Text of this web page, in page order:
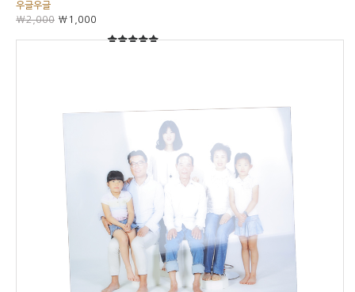
우글우글
₩2,000 ₩1,000